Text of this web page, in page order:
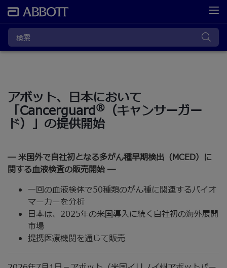
アボット、日本において
「Cancerguard® （キャンサーガー
ド）」の提供開始
― 米国外で自社初となる多がん種早期検出（MCED）に
関する血液検査の販売開始 ―
一回の血液検体で50種類のがん種に関連するバイオ
マーカーを分析
日本は、2025年の米国導入に続く自社初の海外展開
市場
提携医療機関を通じて販売